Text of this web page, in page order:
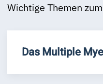
Wichtige Themen
Das Multiple